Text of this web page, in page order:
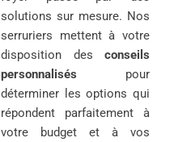
solutions sur mesure. Nos
serruriers mettent à votre
disposition des conseils
personnalisés pour
déterminer les options qui
répondent parfaitement à
votre budget et à vos